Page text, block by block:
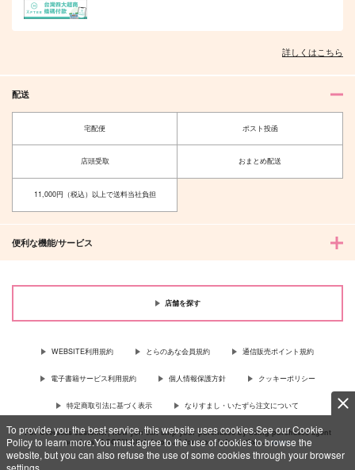
To provide you the best service, this website uses cookies.See our Cookie
Policy to learn more.You must agree to the use of cookies to browse the
website, but you can also refuse the use of some cookies through your browser
settings.
詳しくはこちら
配送
宅配便 ポスト投函
店頭受取 おまとめ配送
11,000円（税込）以上で送料当社負担
便利な機能/サービス
店舗を探す
WEBSITE利用規約 とらのあな会員規約 通信販売ポイント規約
電子書籍サービス利用規約 個人情報保護方針 クッキーポリシー
特定商取引法に基づく表示 なりすまし・いたずら注文について
For Overseas customer, now you can ship your purchases by using purchases agent
services “AOCS”! Click {more…} for more information …more